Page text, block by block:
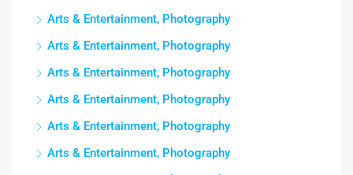
Arts & Entertainment, Photography
Arts & Entertainment, Photography
Arts & Entertainment, Photography
Arts & Entertainment, Photography
Arts & Entertainment, Photography
Arts & Entertainment, Photography